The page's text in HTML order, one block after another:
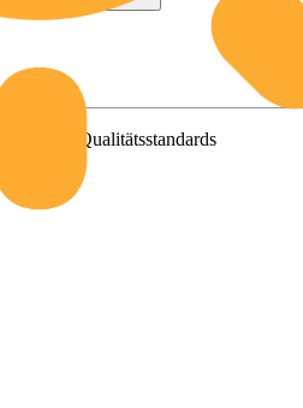
Qualitätsstandards